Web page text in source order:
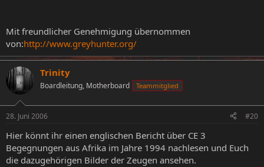
Mit freundlicher Genehmigung übernommen
von:http://www.greyhunter.org/
Trinity
Boardleitung, Motherboard Teammitglied
28. Juni 2006 #20
Hier könnt ihr einen englischen Bericht über CE 3
Begegnungen aus Afrika im Jahre 1994 nachlesen und Euch
die dazugehörigen Bilder der Zeugen ansehen.